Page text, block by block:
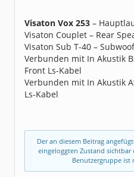
Visaton Vox 253 –
Visaton Couplet – Rear
Visaton Sub T-40 –
Verbunden mit In Akustik
Front Ls-Kabel
Verbunden mit In Akustik
Ls-Kabel
Der an diesem Beitrag
eingeloggten Zustand
Benutzergruppe ist